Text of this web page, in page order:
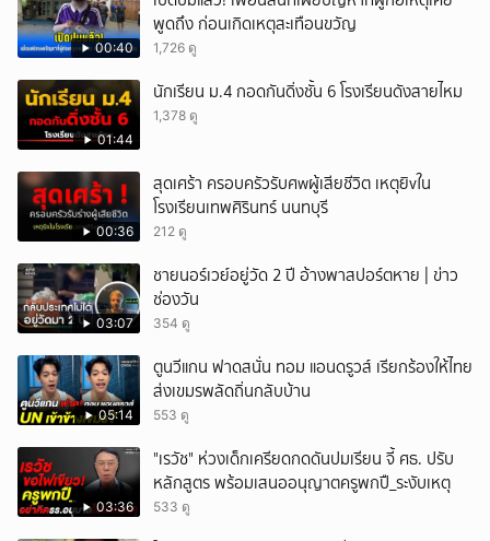
00:40
พูดถึง ก่อนเกิดเหตุสะเทือนขวัญ
1,726 ดู
01:44
นักเรียน ม.4 กอดกันดิ่งชั้น 6 โรงเรียนดังสายไหม
1,378 ดู
00:36
สุดเศร้า ครอบครัวรับศwผู้เสียชีวิต เหตุยิvใน
โรงเรียนเทพศิรินทร์ นนทบุรี
212 ดู
03:07
ชายนอร์เวย์อยู่วัด 2 ปี อ้างพาสปอร์ตหาย | ข่าว
ช่องวัน
354 ดู
05:14
ตูนวีแกน ฟาดสนั่น ทอม แอนดรูวส์ เรียกร้องให้ไทย
ส่งเขมรพลัดถิ่นกลับบ้าน
553 ดู
03:36
"เรวัช" ห่วงเด็กเครียดกดดันปมเรียน จี้ ศธ. ปรับ
หลักสูตร พร้อมเสนออนุญาตครูพกปื_ระงับเหตุ
533 ดู